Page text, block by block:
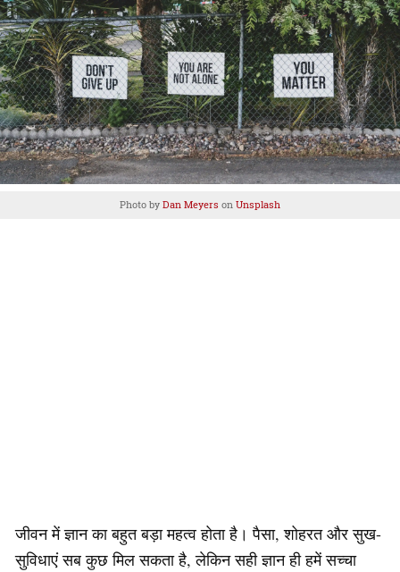
Photo by Dan Meyers on Unsplash
जीवन में ज्ञान का बहुत बड़ा महत्व होता है। पैसा, शोहरत और सुख-
सुविधाएं सब कुछ मिल सकता है, लेकिन सही ज्ञान ही हमें सच्चा